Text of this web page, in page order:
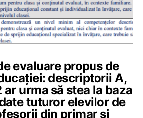
evaluare propus de
descriptorii A,
ar urma să stea la baza
tuturor elevilor de
din primar și